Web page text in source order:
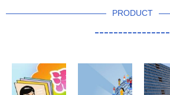
PRODUCT
----------------